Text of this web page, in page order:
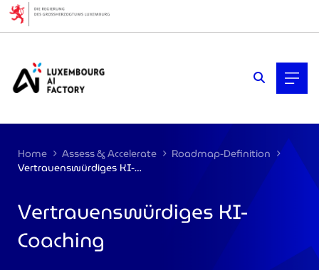
Home Assess & Accelerate
Roadmap-Definition
Vertrauenswürdiges KI-Coaching
Vertrauenswürdiges KI-
Coaching
Cookies management panel